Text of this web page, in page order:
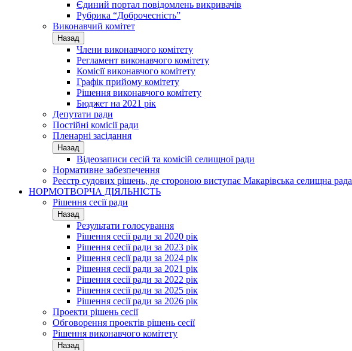
Єдиний портал повідомлень викривачів
Рубрика “Доброчесність”
Виконавчий комітет
Назад
Члени виконавчого комітету
Регламент виконавчого комітету
Комісії виконавчого комітету
Графік прийому комітету
Рішення виконавчого комітету
Бюджет на 2021 рік
Депутати ради
Постійні комісії ради
Пленарні засідання
Назад
Відеозаписи сесій та комісій селищної ради
Нормативне забезпечення
Реєстр судових рішень, де стороною виступає Макарівська селищна рада
НОРМОТВОРЧА ДІЯЛЬНІСТЬ
Рішення сесії ради
Назад
Результати голосування
Рішення сесії ради за 2020 рік
Рішення сесії ради за 2023 рік
Рішення сесії ради за 2024 рік
Рішення сесії ради за 2021 рік
Рішення сесії ради за 2022 рік
Рішення сесії ради за 2025 рік
Рішення сесії ради за 2026 рік
Проекти рішень сесії
Обговорення проектів рішень сесії
Рішення виконавчого комітету
Назад